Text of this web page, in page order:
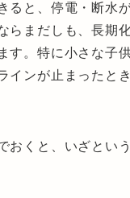
ると、停電・断水
らまだしも、長期
す。特に小さな子
インが止まったと
おくと、いざとい